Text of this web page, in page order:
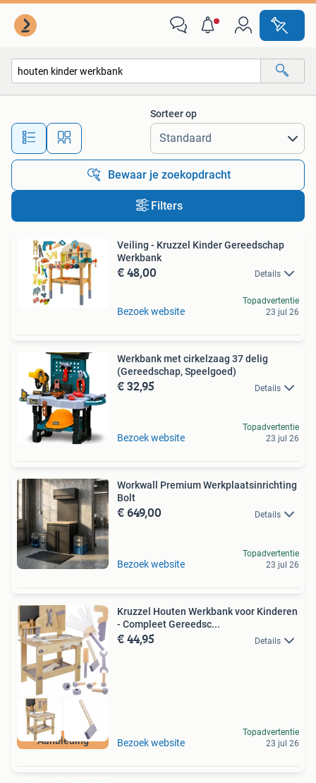
Alle afstanden…
Sorteer op
Bewaar je zoekopdracht
Filters
Veiling - Kruzzel Kinder Gereedschap
Werkbank
€ 48,00 Details
Bezoek website
Topadvertentie
23 jul 26
Werkbank met cirkelzaag 37 delig
(Gereedschap, Speelgoed)
€ 32,95 Details
Bezoek website
Topadvertentie
23 jul 26
Workwall Premium Werkplaatsinrichting
Bolt
€ 649,00 Details
Bezoek website
Topadvertentie
23 jul 26
Aanbieding
Kruzzel Houten Werkbank voor Kinderen
- Compleet Gereedsc...
€ 44,95 Details
Bezoek website
Topadvertentie
23 jul 26